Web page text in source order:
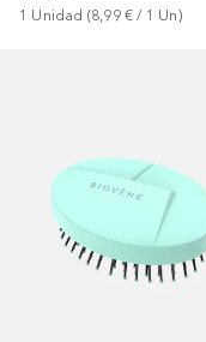
1 Unidad (8,99 € / 1 Un)